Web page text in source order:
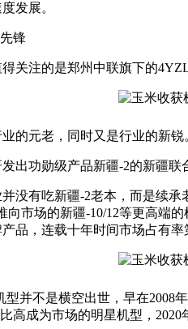
发展。
锋
关注的是郑州中联旗下的
的元老，同时又是行业的新锐
出功勋级产品新疆-2的新疆
没有吃新疆-2老本，而是续
市场的新疆-10/12等更高端
品，连载十年时间市场占有
并不是横空出世，早在2008
高成为市场的明星机型，